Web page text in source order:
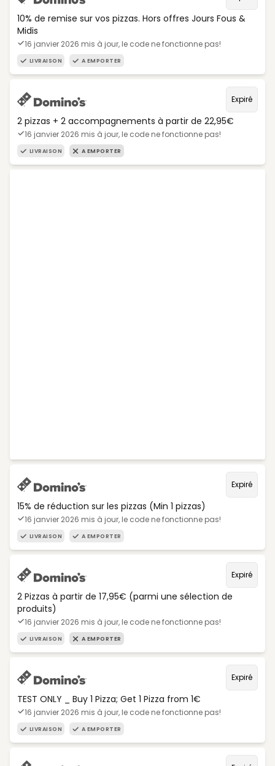
10% de remise sur vos pizzas. Hors offres Jours Fous &
Midis
16 janvier 2026 mis à jour, le code ne fonctionne pas!
LIVRAISON A EMPORTER
Expiré
2 pizzas + 2 accompagnements à partir de 22,95€
16 janvier 2026 mis à jour, le code ne fonctionne pas!
LIVRAISON A EMPORTER
Expiré
15% de réduction sur les pizzas (Min 1 pizzas)
16 janvier 2026 mis à jour, le code ne fonctionne pas!
LIVRAISON A EMPORTER
Expiré
2 Pizzas à partir de 17,95€ (parmi une sélection de
produits)
16 janvier 2026 mis à jour, le code ne fonctionne pas!
LIVRAISON A EMPORTER
Expiré
TEST ONLY _ Buy 1 Pizza; Get 1 Pizza from 1€
16 janvier 2026 mis à jour, le code ne fonctionne pas!
LIVRAISON A EMPORTER